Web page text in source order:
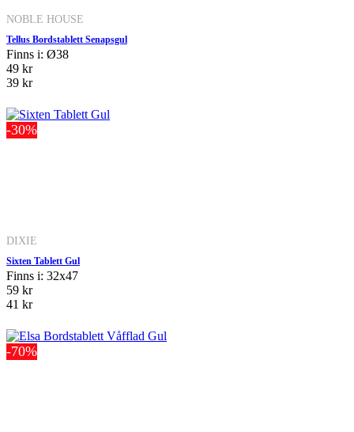
NOBLE HOUSE
Tellus Bordstablett Senapsgul
Finns i: Ø38
49 kr
39 kr
-30%
DIXIE
Sixten Tablett Gul
Finns i: 32x47
59 kr
41 kr
-70%